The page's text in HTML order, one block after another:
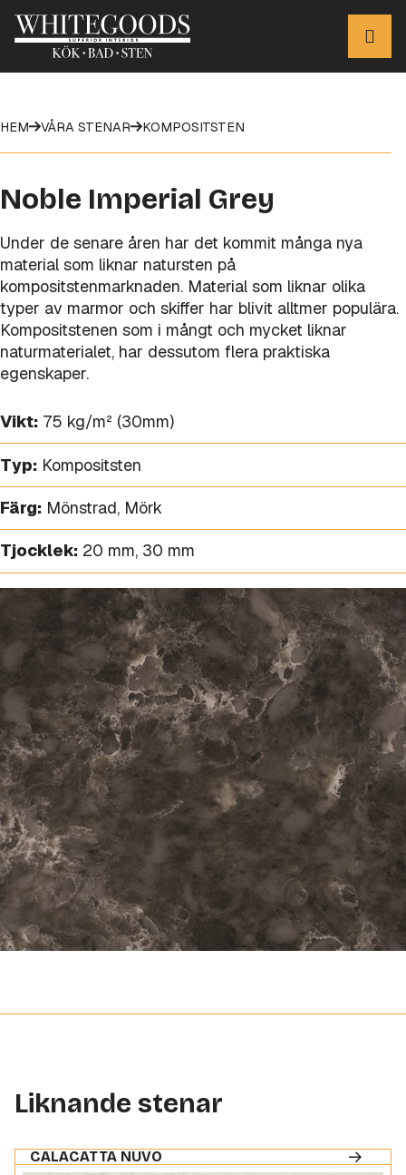
HEM VÅRA STENAR KOMPOSITSTEN
Noble Imperial Grey
Under de senare åren har det kommit många nya
material som liknar natursten på
kompositstenmarknaden. Material som liknar olika
typer av marmor och skiffer har blivit alltmer populära.
Kompositstenen som i mångt och mycket liknar
naturmaterialet, har dessutom flera praktiska
egenskaper.
Vikt: 75 kg/m² (30mm)
Typ: Kompositsten
Färg: Mönstrad, Mörk
Tjocklek: 20 mm, 30 mm
Liknande stenar
CALACATTA NUVO